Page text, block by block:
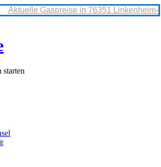
Aktuelle Gaspreise in 76351 Linkenheim-
starten